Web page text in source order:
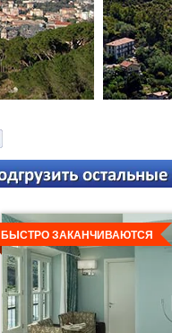
БЫСТРО ЗАКАНЧИВАЮТСЯ
Детальнее